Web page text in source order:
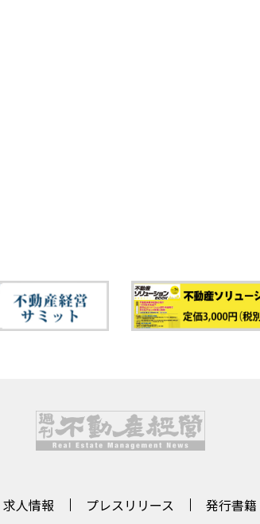
求人情報 プレスリリース 発行書籍